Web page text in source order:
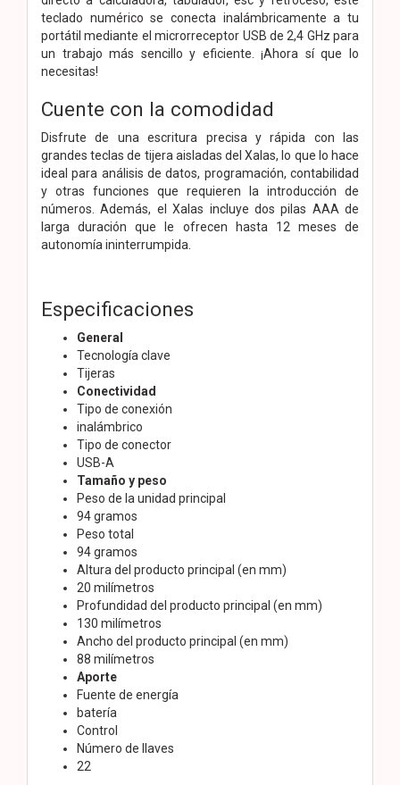
teclado numérico se conecta inalámbricamente a tu
portátil mediante el microrreceptor USB de 2,4 GHz para
un trabajo más sencillo y eficiente. ¡Ahora sí que lo
necesitas!
Cuente con la comodidad
Disfrute de una escritura precisa y rápida con las
grandes teclas de tijera aisladas del Xalas, lo que lo hace
ideal para análisis de datos, programación, contabilidad
y otras funciones que requieren la introducción de
números. Además, el Xalas incluye dos pilas AAA de
larga duración que le ofrecen hasta 12 meses de
autonomía ininterrumpida.
Especificaciones
General
Tecnología clave
Tijeras
Conectividad
Tipo de conexión
inalámbrico
Tipo de conector
USB-A
Tamaño y peso
Peso de la unidad principal
94 gramos
Peso total
94 gramos
Altura del producto principal (en mm)
20 milímetros
Profundidad del producto principal (en mm)
130 milímetros
Ancho del producto principal (en mm)
88 milímetros
Aporte
Fuente de energía
batería
Control
Número de llaves
22